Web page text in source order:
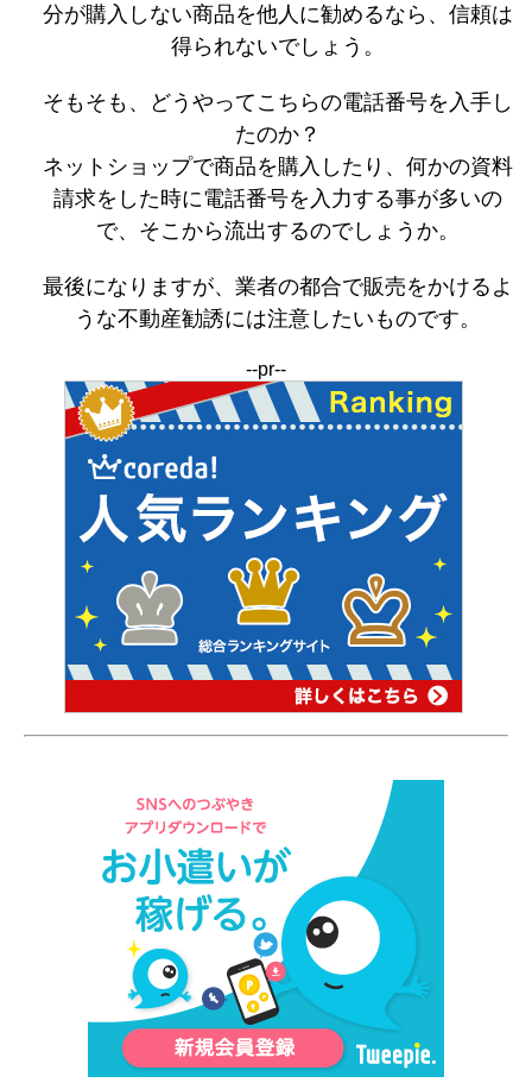
分が購入しない商品を他人に勧めるなら、信頼は
得られないでしょう。
そもそも、どうやってこちらの電話番号を入手し
たのか？
ネットショップで商品を購入したり、何かの資料
請求をした時に電話番号を入力する事が多いの
で、そこから流出するのでしょうか。
最後になりますが、業者の都合で販売をかけるよ
うな不動産勧誘には注意したいものです。
--pr--